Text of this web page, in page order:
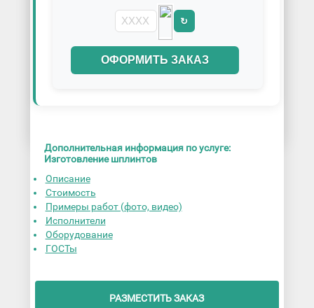
↻
ОФОРМИТЬ ЗАКАЗ
Дополнительная информация по услуге:
Изготовление шплинтов
Описание
Стоимость
Примеры работ (фото, видео)
Исполнители
Оборудование
ГОСТы
РАЗМЕСТИТЬ ЗАКАЗ